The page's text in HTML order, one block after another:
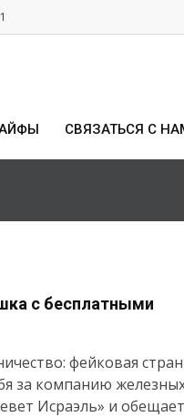
СВЯЗАТЬСЯ С
с бесплатными
фейковая
за компанию
Исраэль» и обещает